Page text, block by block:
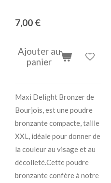
7,00 €
Ajouter au
panier
Maxi Delight Bronzer de
Bourjois, est une poudre
bronzante compacte, taille
XXL, idéale pour donner de
la couleur au visage et au
décolleté.Cette poudre
bronzante confère à notre